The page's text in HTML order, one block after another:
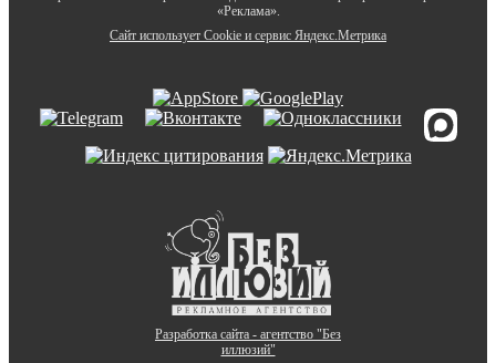
«Реклама».
Сайт использует Cookie и сервиc Яндекс.Метрика
Разработка сайта - агентство "Без
иллюзий"